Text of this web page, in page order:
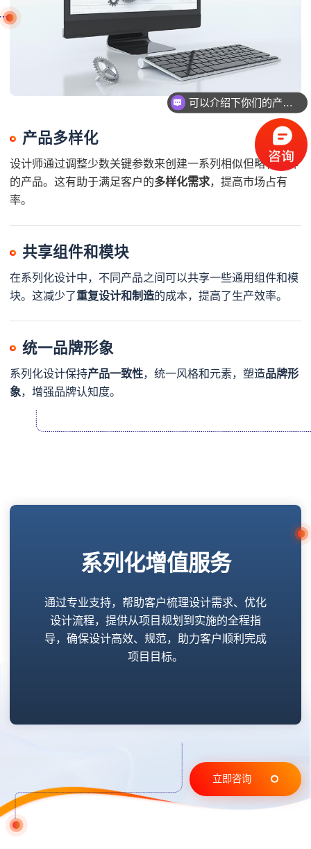
产品多样化
设计师通过调整少数关键参数来创建一系列相似但略有差异
的产品。这有助于满足客户的多样化需求，提高市场占有
率。
共享组件和模块
在系列化设计中，不同产品之间可以共享一些通用组件和模
块。这减少了重复设计和制造的成本，提高了生产效率。
统一品牌形象
系列化设计保持产品一致性，统一风格和元素，塑造品牌形
象，增强品牌认知度。
系列化增值服务
通过专业支持，帮助客户梳理设计需求、优化
设计流程，提供从项目规划到实施的全程指
导，确保设计高效、规范，助力客户顺利完成
项目目标。
立即咨询
你们是怎么收费的呢？